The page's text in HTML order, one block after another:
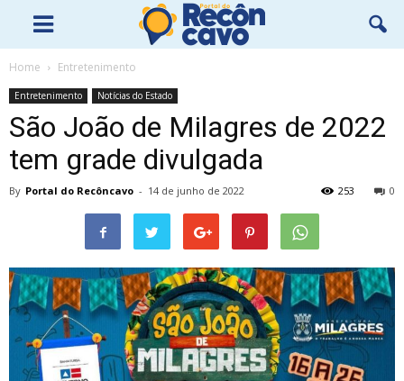
Home Entretenimento
Entretenimento Notícias do Estado
São João de Milagres de 2022
tem grade divulgada
By Portal do Recôncavo - 14 de junho de 2022 0
253